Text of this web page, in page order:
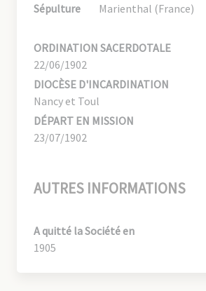
Sépulture
Marienthal (France)
ORDINATION SACERDOTALE
22/06/1902
DIOCÈSE D'INCARDINATION
Nancy et Toul
DÉPART EN MISSION
23/07/1902
AUTRES INFORMATIONS
A quitté la Société en
1905